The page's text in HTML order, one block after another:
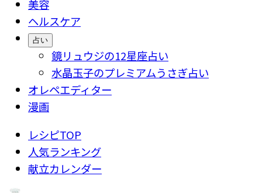
美容
ヘルスケア
占い
鏡リュウジの12星座占い
水晶玉子のプレミアムうさぎ占い
オレペエディター
漫画
レシピTOP
人気ランキング
献立カレンダー